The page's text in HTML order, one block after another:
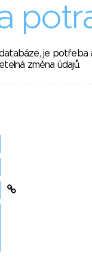
je potřeba
změna údajů.